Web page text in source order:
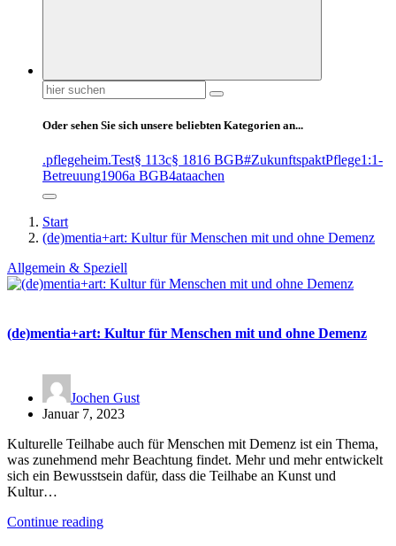
Suchen
nach:
Oder sehen Sie sich unsere beliebten Kategorien an...
.pflegeheim.Test§ 113c§ 1816 BGB#ZukunftspaktPflege1:1-
Betreuung1906a BGB4ataachen
Start
(de)mentia+art: Kultur für Menschen mit und ohne Demenz
Allgemein & Speziell
(de)mentia+art: Kultur für Menschen mit und ohne Demenz
Jochen Gust
Januar 7, 2023
Kulturelle Teilhabe auch für Menschen mit Demenz ist ein Thema,
was zunehmend mehr Beachtung findet. Mehr und mehr entwickelt
sich ein Bewusstsein dafür, dass die Teilhabe an Kunst und
Kultur…
Continue reading